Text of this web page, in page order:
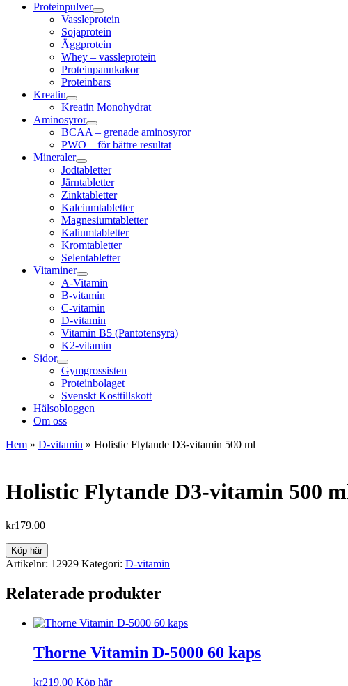
Proteinpulver
Vassleprotein
Sojaprotein
Äggprotein
Whey – vassleprotein
Proteinpannkakor
Proteinbars
Kreatin
Kreatin Monohydrat
Aminosyror
BCAA – grenade aminosyror
PWO – för bättre resultat
Mineraler
Jodtabletter
Järntabletter
Zinktabletter
Kalciumtabletter
Magnesiumtabletter
Kaliumtabletter
Kromtabletter
Selentabletter
Vitaminer
A-Vitamin
B-vitamin
C-vitamin
D-vitamin
Vitamin B5 (Pantotensyra)
K2-vitamin
Sidor
Gymgrossisten
Proteinbolaget
Svenskt Kosttillskott
Hälsobloggen
Om oss
Hem » D-vitamin » Holistic Flytande D3-vitamin 500 ml
Holistic Flytande D3-vitamin 500
kr179.00
Köp här
Artikelnr: 12929 Kategori: D-vitamin
Relaterade produkter
Thorne Vitamin D-5000 60 kaps
kr219.00 Köp här